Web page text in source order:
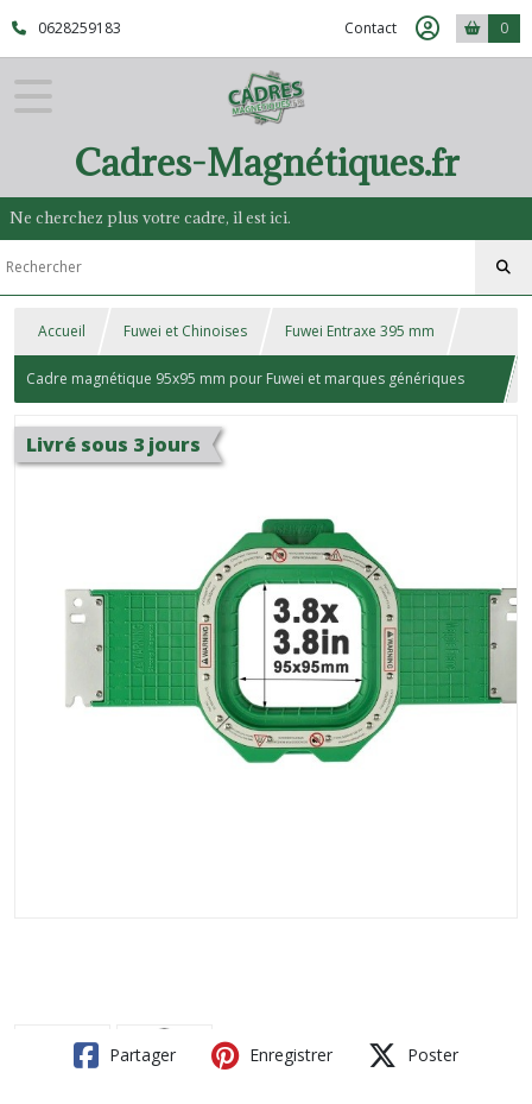
0628259183 Contact 0
Cadres-Magnétiques.fr
Ne cherchez plus votre cadre, il est ici.
Accueil Fuwei et Chinoises Fuwei Entraxe 395 mm
Cadre magnétique 95x95 mm pour Fuwei et marques génériques
Chinoises 395
Livré sous 3 jours
Partager Enregistrer Poster